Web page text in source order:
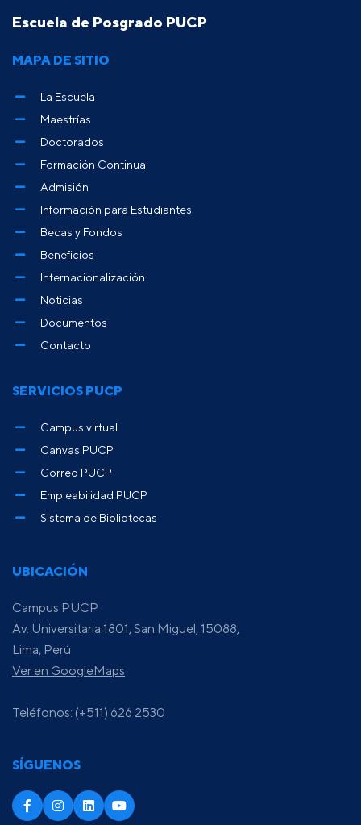
Escuela de Posgrado PUCP
UBICACIÓN
Campus PUCP
Av. Universitaria 1801, San Miguel, 15088,
Lima, Perú
Ver en GoogleMaps
Teléfonos: (+511) 626 2530
SÍGUENOS
MAPA DE SITIO
La Escuela
Maestrías
Doctorados
Formación Continua
Admisión
Información para Estudiantes
Becas y Fondos
Beneficios
Internacionalización
Noticias
Documentos
Contacto
SERVICIOS PUCP
Campus virtual
Canvas PUCP
Correo PUCP
Empleabilidad PUCP
Sistema de Bibliotecas